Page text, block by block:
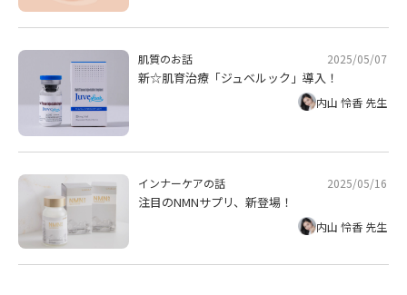
肌質のお話 2025/05/07
新☆肌育治療「ジュベルック」導入！
内山 怜香 先生
インナーケアの話 2025/05/16
注目のNMNサプリ、新登場！
内山 怜香 先生